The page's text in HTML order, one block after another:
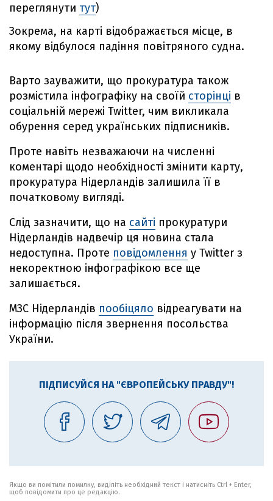
переглянути тут)
Зокрема, на карті відображається місце, в
якому відбулося падіння повітряного судна.
Варто зауважити, що прокуратура також
розмістила інфографіку на своїй сторінці в
соціальній мережі Twitter, чим викликала
обурення серед українських підписників.
Проте навіть незважаючи на численні
коментарі щодо необхідності змінити карту,
прокуратура Нідерландів залишила її в
початковому вигляді.
Слід зазначити, що на сайті прокуратури
Нідерландів надвечір ця новина стала
недоступна. Проте повідомлення у Twitter з
некоректною інфографікою все ще
залишається.
МЗС Нідерландів пообіцяло відреагувати на
інформацію після звернення посольства
України.
ПІДПИСУЙСЯ НА "ЄВРОПЕЙСЬКУ ПРАВДУ"!
Якщо ви помітили помилку, виділіть необхідний текст і натисніть Ctrl + Enter,
щоб повідомити про це редакцію.